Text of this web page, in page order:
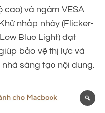
cao) và ngàm VESA
nhấp nháy (Flicker-
Blue Light) đạt
bảo vệ thị lực và
sáng tạo nội dung.